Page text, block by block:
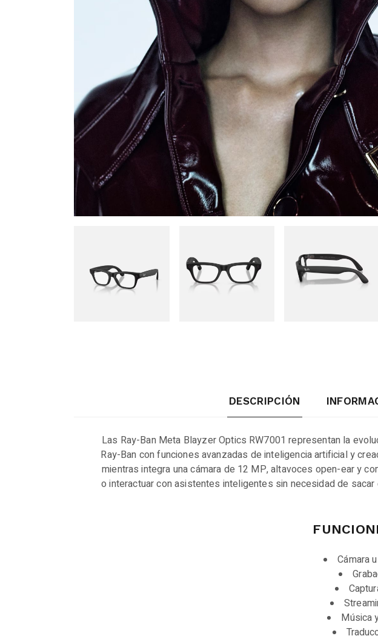
DESCRIPCIÓN
Las Ray-Ban Meta Blayzer Optics RW7001 representan la
Ray-Ban con funciones avanzadas de inteligencia artificial y
mientras integra una cámara de 12 MP, altavoces open-ear y
o interactuar con asistentes inteligentes sin necesidad de
Cámara
Música